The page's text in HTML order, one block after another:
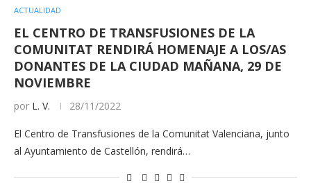
ACTUALIDAD
EL CENTRO DE TRANSFUSIONES DE LA
COMUNITAT RENDIRÁ HOMENAJE A LOS/AS
DONANTES DE LA CIUDAD MAÑANA, 29 DE
NOVIEMBRE
por L. V. 28/11/2022
El Centro de Transfusiones de la Comunitat Valenciana, junto
al Ayuntamiento de Castellón, rendirá…